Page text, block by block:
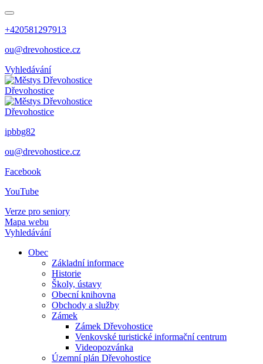
+420581297913
ou@drevohostice.cz
Vyhledávání
Dřevohostice
Dřevohostice
ipbbg82
ou@drevohostice.cz
Facebook
YouTube
Verze pro seniory
Mapa webu
Vyhledávání
Obec
Základní informace
Historie
Školy, ústavy
Obecní knihovna
Obchody a služby
Zámek
Zámek Dřevohostice
Venkovské turistické informační centrum
Videopozvánka
Územní plán Dřevohostice